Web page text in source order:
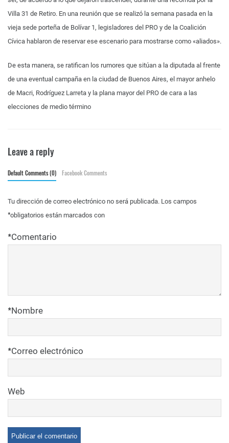
Villa 31 de Retiro. En una reunión que se realizó la semana pasada en la
vieja sede porteña de Bolívar 1, legisladores del PRO y de la Coalición
Cívica hablaron de reservar ese escenario para mostrarse como «aliados».
De esta manera, se ratifican los rumores que sitúan a la diputada al frente
de una eventual campaña en la ciudad de Buenos Aires, el mayor anhelo
de Macri, Rodríguez Larreta y la plana mayor del PRO de cara a las
elecciones de medio término
Leave a reply
Default Comments (0) Facebook Comments
Tu dirección de correo electrónico no será publicada. Los campos
obligatorios están marcados con
*
Comentario
*
Nombre
*
Correo electrónico
*
Web